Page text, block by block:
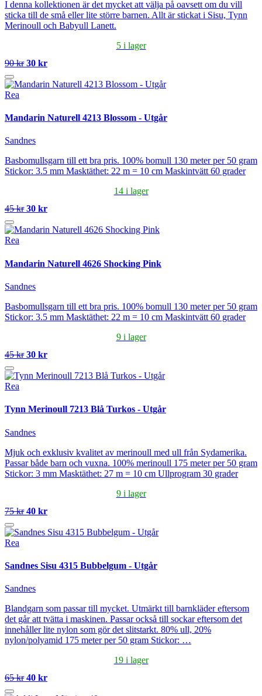
I denna kollektionen är det mycket att välja på oavsett om du vill
sticka till de små eller lite större barnen. Allt är stickat i Sisu, Tynn
Merinoull och Babyull Lanett.
5 i lager
90 kr 30 kr
Rea
Mandarin Naturell 4213 Blossom - Utgår
Sandnes
Basbomullsgarn till ett bra pris. 100% bomull 130 meter per 50 gram
Stickor: 3.5 mm Masktäthet: 22 m = 10 cm Maskintvätt 60 grader
14 i lager
45 kr 30 kr
Rea
Mandarin Naturell 4626 Shocking Pink
Sandnes
Basbomullsgarn till ett bra pris. 100% bomull 130 meter per 50 gram
Stickor: 3.5 mm Masktäthet: 22 m = 10 cm Maskintvätt 60 grader
9 i lager
45 kr 30 kr
Rea
Tynn Merinoull 7213 Blå Turkos - Utgår
Sandnes
Mjuk och exklusiv kvalitet av merinoull med ull från Sydamerika.
Passar både barn och vuxna. 100% merinoull 175 meter per 50 gram
Stickor: 3 mm Masktäthet: 27 m = 10 cm Ullprogram 30 grader
9 i lager
75 kr 40 kr
Rea
Sandnes Sisu 4315 Bubbelgum - Utgår
Sandnes
Blandgarn som passar till mycket. Utmärkt till barnkläder eftersom
det går att tvätta i maskinen. Passar också till sockar eftersom det
innehåller lite nylon som gör det slitstarkt. 80% ull, 20%
nylon/polyamid 175 meter per 50 gram Stickor: …
19 i lager
65 kr 40 kr